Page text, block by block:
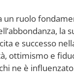
ruolo
la
e successo
ottimismo e
ne è